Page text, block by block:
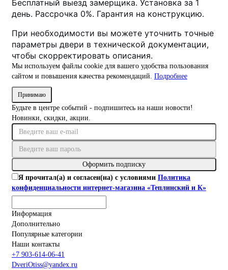
Бесплатный выезд замерщика. Установка за 1
день. Рассрочка 0%. Гарантия на конструкцию.
При необходимости вы можете уточнить точные
параметры двери в технической документации,
чтобы скорректировать описания.
Мы используем файлы cookie для вашего удобства пользования
сайтом и повышения качества рекомендаций. Подробнее
Принимаю
Будьте в центре событий - подпишитесь на наши новости!
Новинки, скидки, акции.
Оформить подписку
Я прочитал(а) и согласен(на) с условиями Политика
конфиденциальности интернет-магазина «Теплинский и К»
Информация
Дополнительно
Популярные категории
Наши контакты
+7 903-614-06-41
DveriOtiss@yandex.ru